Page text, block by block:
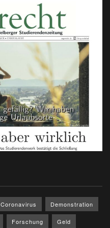
Coronavirus Demonstration
Forschung Geld